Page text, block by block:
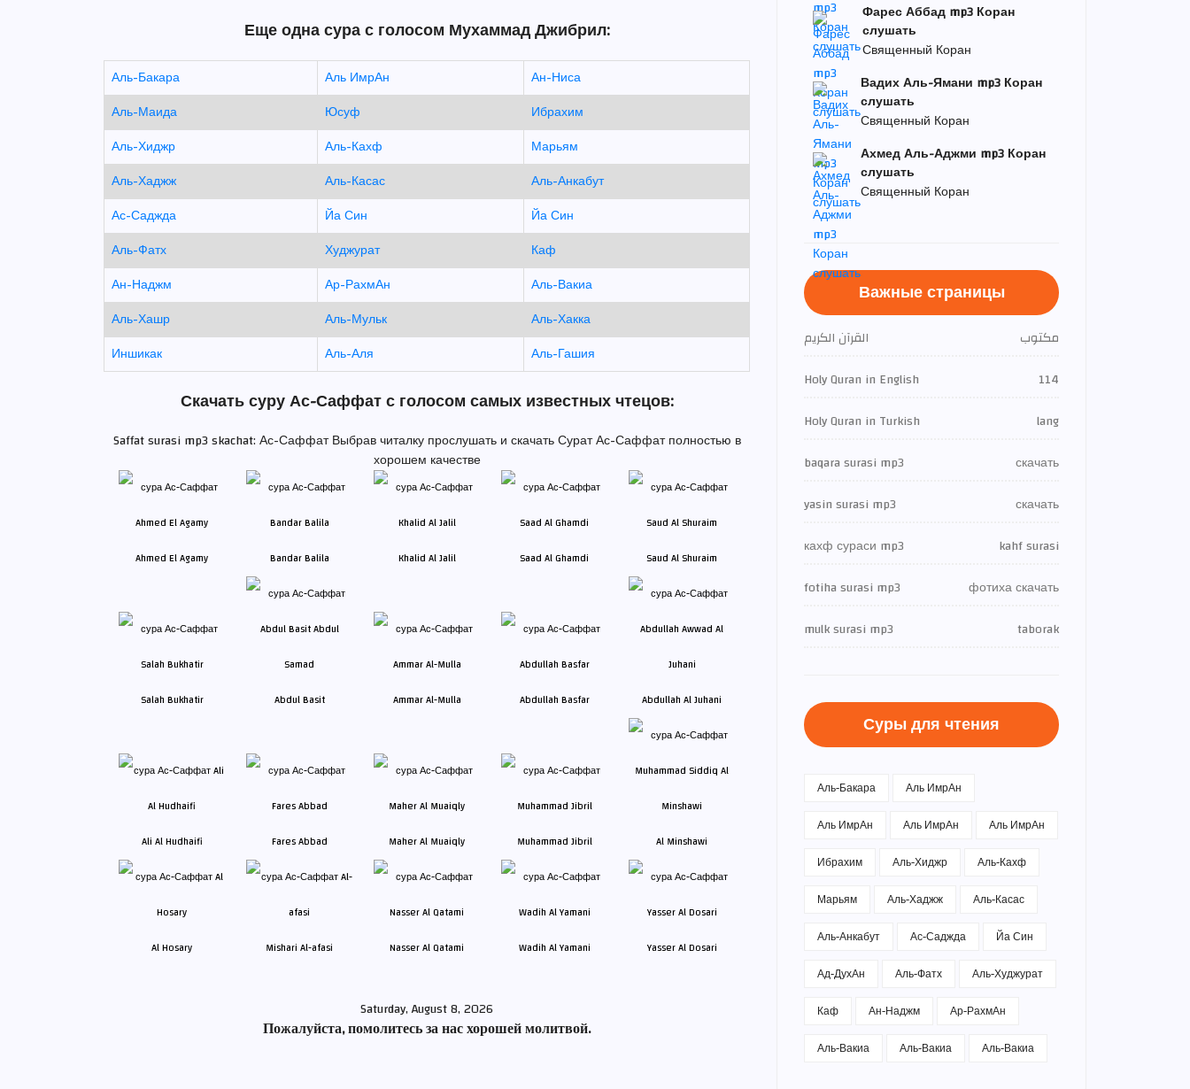
Еще одна сура с голосом Мухаммад Джибрил:
Аль-Бакара Аль ИмрАн
Ан-Ниса
Аль-Маида
Юсуф
Ибрахим
Аль-Хиджр
Аль-Кахф
Марьям
Аль-Хаджж
Аль-Касас
Аль-Анкабут
Ас-Саджда
Йа Син
Йа Син
Аль-Фатх
Худжурат
Каф
Ан-Наджм
Ар-РахмАн
Аль-Вакиа
Аль-Хашр
Аль-Мульк
Аль-Хакка
Иншикак
Аль-Аля Аль-Гашия
Скачать суру Ас-Саффат с голосом самых известных чтецов:
Saffat surasi mp3 skachat: Ас-Саффат Выбрав читалку прослушать и скачать Сурат Ас-Саффат полностью в
хорошем качестве
Ahmed El Agamy Bandar Balila Khalid Al Jalil Saad Al Ghamdi Saud Al Shuraim
Salah Bukhatir Abdul Basit Ammar Al-Mulla Abdullah Basfar Abdullah Al Juhani
Ali Al Hudhaifi Fares Abbad Maher Al Muaiqly Muhammad Jibril Al Minshawi
Al Hosary Mishari Al-afasi Nasser Al Qatami Wadih Al Yamani Yasser Al Dosari
Saturday, August 8, 2026
Пожалуйста, помолитесь за нас хорошей молитвой.
Фарес Аббад mp3 Коран
слушать
Священный Коран
Вадих Аль-Ямани mp3 Коран
слушать
Священный Коран
Ахмед Аль-Аджми mp3 Коран
слушать
Священный Коран
Важные страницы
القرآن الكريم
مكتوب
Holy Quran in English
114
Holy Quran in Turkish
lang
baqara surasi mp3
скачать
yasin surasi mp3
скачать
кахф сураси mp3
kahf surasi
fotiha surasi mp3
фотиха скачать
mulk surasi mp3
taborak
Суры для чтения
Аль-Бакара
Аль ИмрАн
Аль ИмрАн
Аль ИмрАн
Аль ИмрАн
Ибрахим
Аль-Хиджр
Аль-Кахф
Марьям
Аль-Хаджж
Аль-Касас
Аль-Анкабут
Ас-Саджда
Йа Син
Ад-ДухАн
Аль-Фатх
Аль-Худжурат
Каф
Ан-Наджм
Ар-РахмАн
Аль-Вакиа
Аль-Вакиа Аль-Вакиа